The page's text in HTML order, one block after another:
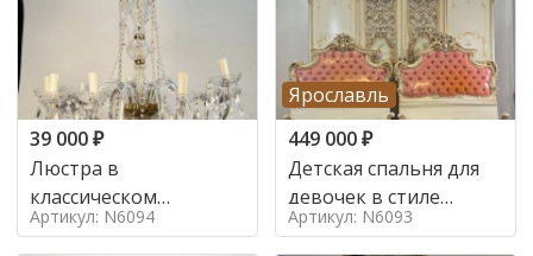
39 000₽
Люстра в
классическом
итальянском стиле на
Артикул: N6094
Ярославль
449 000₽
Детская спальня для
девочек в стиле
итальянского барокко
Артикул: N6093